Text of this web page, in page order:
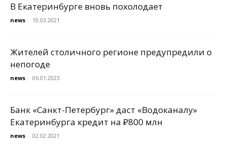
В Екатеринбурге вновь похолодает
news - 10.03.2021
Жителей столичного регионе предупредили о
непогоде
news - 06.01.2023
Банк «Санкт-Петербург» даст «Водоканалу»
Екатеринбурга кредит на ₽800 млн
news - 02.02.2021